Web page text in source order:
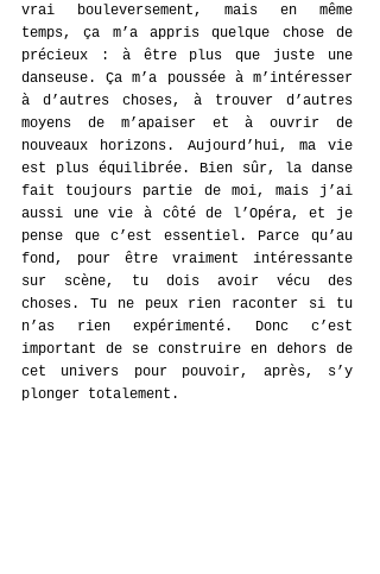
vrai bouleversement, mais en même
temps, ça m’a appris quelque chose de
précieux : à être plus que juste une
danseuse. Ça m’a poussée à m’intéresser
à d’autres choses, à trouver d’autres
moyens de m’apaiser et à ouvrir de
nouveaux horizons. Aujourd’hui, ma vie
est plus équilibrée. Bien sûr, la danse
fait toujours partie de moi, mais j’ai
aussi une vie à côté de l’Opéra, et je
pense que c’est essentiel. Parce qu’au
fond, pour être vraiment intéressante
sur scène, tu dois avoir vécu des
choses. Tu ne peux rien raconter si tu
n’as rien expérimenté. Donc c’est
important de se construire en dehors de
cet univers pour pouvoir, après, s’y
plonger totalement.